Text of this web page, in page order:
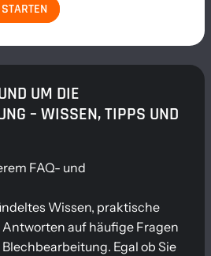
UM DIE
– WISSEN, TIPPS UND
FAQ- und
Wissen, praktische
auf häufige Fragen
Egal ob Sie